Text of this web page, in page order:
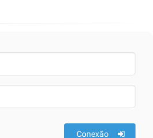
Conexão